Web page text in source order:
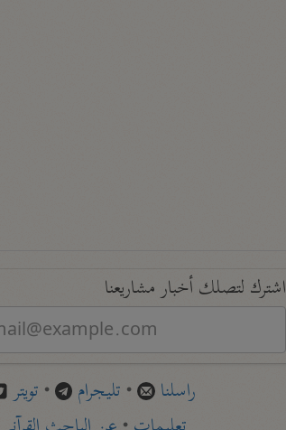
اشترك لتصلك أخبار مشاريعنا
راسلنا • تليجرام • تويتر